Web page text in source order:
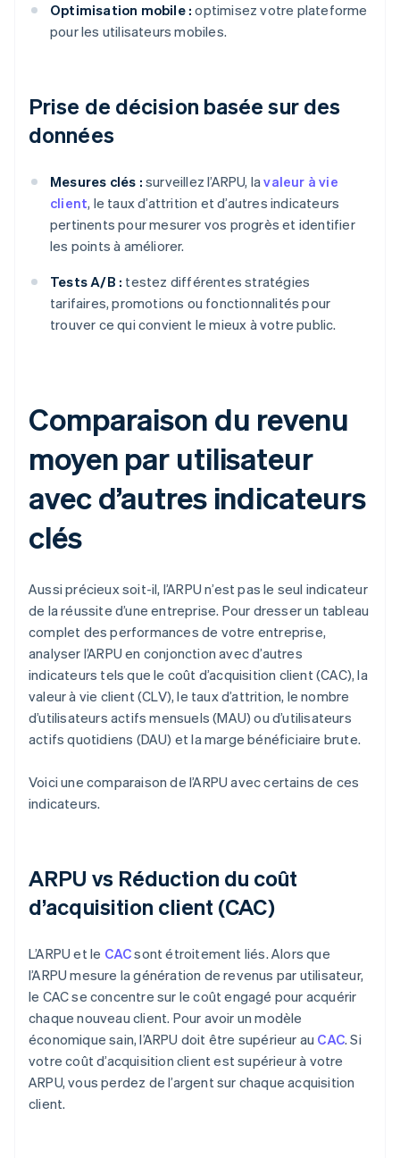
Optimisation mobile : optimisez votre plateforme
pour les utilisateurs mobiles.
Prise de décision basée sur des
données
Mesures clés : surveillez l’ARPU, lavaleur à vie
client, le taux d’attrition et d’autres indicateurs
pertinents pour mesurer vos progrès et identifier
les points à améliorer.
Tests A/B : testez différentes stratégies
tarifaires, promotions ou fonctionnalités pour
trouver ce qui convient le mieux à votre public.
Comparaison du revenu
moyen par utilisateur
avec d’autres indicateurs
clés
Aussi précieux soit-il, l’ARPU n’est pas le seul indicateur
de la réussite d’une entreprise. Pour dresser un tableau
complet des performances de votre entreprise,
analyser l’ARPU en conjonction avec d’autres
indicateurs tels que le coût d’acquisition client (CAC), la
valeur à vie client (CLV), le taux d’attrition, le nombre
d’utilisateurs actifs mensuels (MAU) ou d’utilisateurs
actifs quotidiens (DAU) et la marge bénéficiaire brute.
Voici une comparaison de l’ARPU avec certains de ces
indicateurs.
ARPU vs Réduction du coût
d’acquisition client (CAC)
L’ARPU et le CACsont étroitement liés. Alors que
l’ARPU mesure la génération de revenus par utilisateur,
le CAC se concentre sur le coût engagé pour acquérir
chaque nouveau client. Pour avoir un modèle
économique sain, l’ARPU doit être supérieur au CAC. Si
votre coût d’acquisition client est supérieur à votre
ARPU, vous perdez de l’argent sur chaque acquisition
client.